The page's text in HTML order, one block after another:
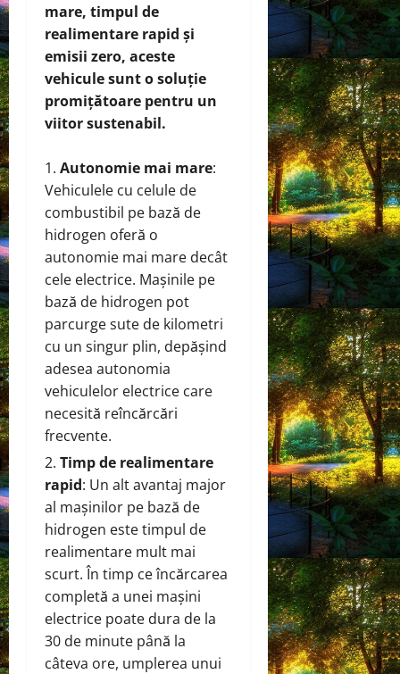
mare, timpul de
realimentare rapid și
emisii zero, aceste
vehicule sunt o soluție
promițătoare pentru un
viitor sustenabil.
Autonomie mai mare:
Vehiculele cu celule de
combustibil pe bază de
hidrogen oferă o
autonomie mai mare decât
cele electrice. Mașinile pe
bază de hidrogen pot
parcurge sute de kilometri
cu un singur plin, depășind
adesea autonomia
vehiculelor electrice care
necesită reîncărcări
frecvente.
Timp de realimentare
rapid: Un alt avantaj major
al mașinilor pe bază de
hidrogen este timpul de
realimentare mult mai
scurt. În timp ce încărcarea
completă a unei mașini
electrice poate dura de la
30 de minute până la
câteva ore, umplerea unui